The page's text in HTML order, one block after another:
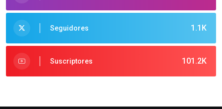
1.1K
Seguidores
101.2K
Suscriptores